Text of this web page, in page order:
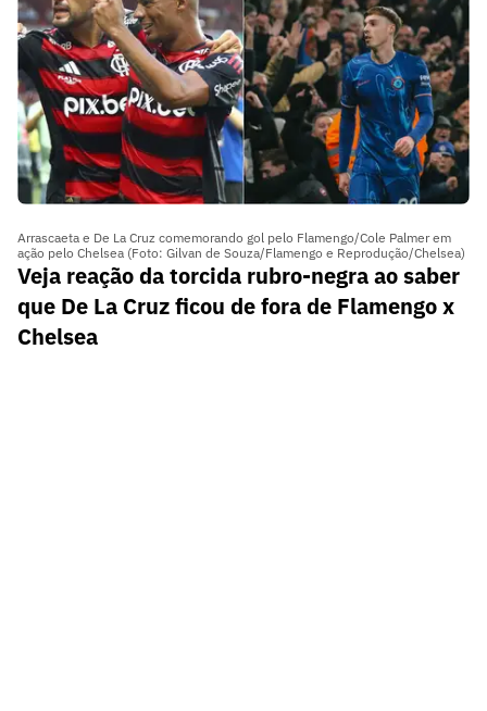
Arrascaeta e De La Cruz comemorando gol pelo Flamengo/Cole Palmer em
ação pelo Chelsea (Foto: Gilvan de Souza/Flamengo e Reprodução/Chelsea)
Veja reação da torcida rubro-negra ao saber
que De La Cruz ficou de fora de Flamengo x
Chelsea